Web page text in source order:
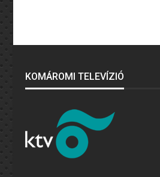
KOMÁROMI TELEVÍZIÓ